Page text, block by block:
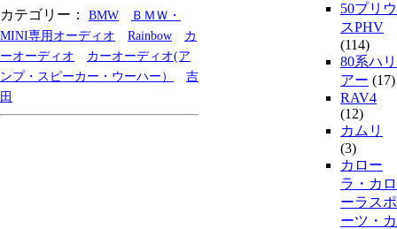
カテゴリー： BMW
ＢＭＷ・
MINI専用オーディオ
Rainbow
カ
ーオーディオ
カーオーディオ(ア
ンプ・スピーカー・ウーハー）
吉
田
50プリウ
スPHV
(114)
80系ハリ
アー (17)
RAV4
(12)
カムリ
(3)
カロー
ラ・カロ
ーラスポ
ーツ・カ